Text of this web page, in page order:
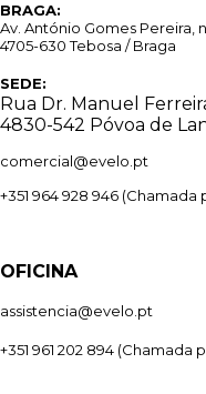
BRAGA:
Av. António Gomes Pereira,
4705-630 Tebosa / Braga
SEDE:
Rua Dr. Manuel
4830-542 Póvoa de
comercial@evelo.pt
+351 964 928 946 (Chamada
OFICINA
assistencia@evelo.pt
+351 961 202 894 (Chamada